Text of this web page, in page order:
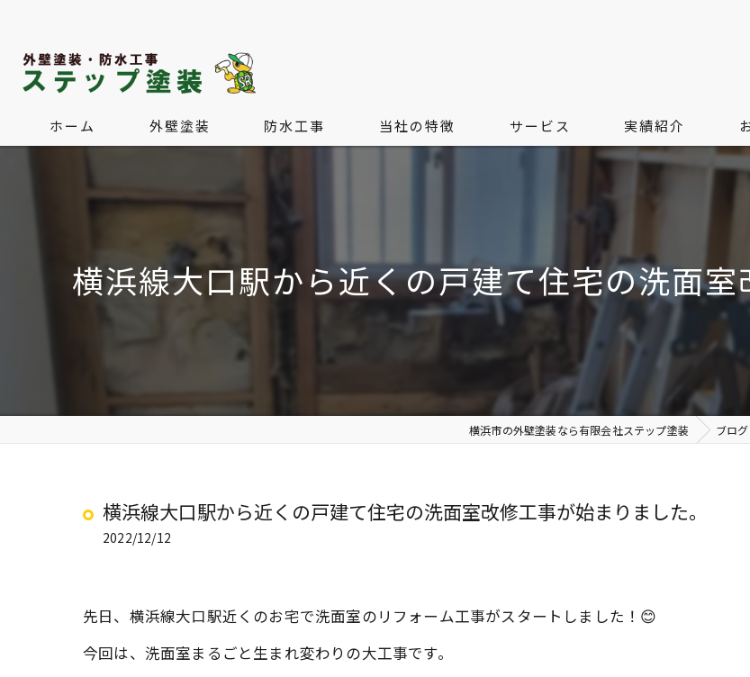
ホーム 外壁塗装 防水工事 当社の特徴
外構工事
サービス
無料現地調査のご案内
実績紹介
横浜線大口駅から近くの戸建て住宅の洗面室
横浜市の外壁塗装なら有限会社ステップ塗装 ブログ
横浜線大口駅から近くの戸建て住宅の洗面室改修工事が始まりました。
2022/12/12
先日、横浜線大口駅近くのお宅で洗面室のリフォーム工事がスタートしました！️😊
今回は、洗面室まるごと生まれ変わりの大工事です。